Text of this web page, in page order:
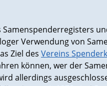
Verwendung von
Ziel des Vereins
können, wer der
allerdings